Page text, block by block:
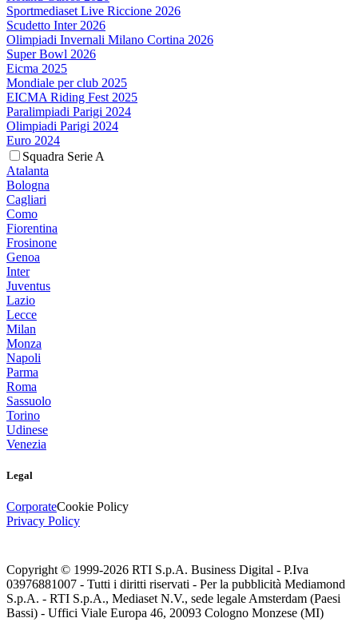
Sportmediaset Live Riccione 2026
Scudetto Inter 2026
Olimpiadi Invernali Milano Cortina 2026
Super Bowl 2026
Eicma 2025
Mondiale per club 2025
EICMA Riding Fest 2025
Paralimpiadi Parigi 2024
Olimpiadi Parigi 2024
Euro 2024
Squadra Serie A
Atalanta
Bologna
Cagliari
Como
Fiorentina
Frosinone
Genoa
Inter
Juventus
Lazio
Lecce
Milan
Monza
Napoli
Parma
Roma
Sassuolo
Torino
Udinese
Venezia
Legal
CorporateCookie Policy
Privacy Policy
Copyright © 1999-2026 RTI S.p.A. Business Digital - P.Iva
03976881007 - Tutti i diritti riservati - Per la pubblicità Mediamond
S.p.A. - RTI S.p.A., Mediaset N.V., sede legale Amsterdam (Paesi
Bassi) - Uffici Viale Europa 46, 20093 Cologno Monzese (MI)